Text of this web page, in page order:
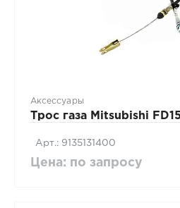
Аксессуары
Трос газа Mitsubishi FD15
Арт.: 9135131400
Цена: по запросу